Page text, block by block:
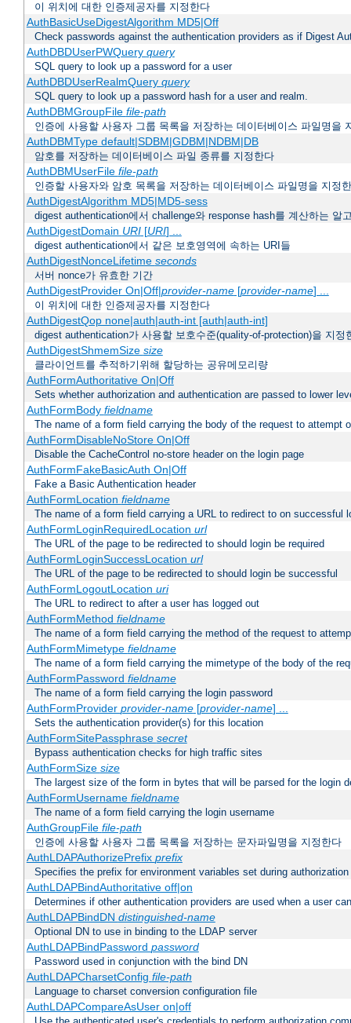
이 위치에 대한 인증제공자를 지정한다
AuthBasicUseDigestAlgorithm MD5|Off
Check passwords against the authentication providers as if Digest
AuthDBDUserPWQuery query
SQL query to look up a password for a user
AuthDBDUserRealmQuery query
SQL query to look up a password hash for a user and realm.
AuthDBMGroupFile file-path
인증에 사용할 사용자 그룹 목록을 저장하는 데이터베이스 파일명을
AuthDBMType default|SDBM|GDBM|NDBM|DB
암호를 저장하는 데이터베이스 파일 종류를 지정한다
AuthDBMUserFile file-path
인증할 사용자와 암호 목록을 저장하는 데이터베이스 파일명을 지정
AuthDigestAlgorithm MD5|MD5-sess
digest authentication에서 challenge와 response hash를 계산하는 알
AuthDigestDomain URI[URI] ...
digest authentication에서 같은 보호영역에 속하는 URI들
AuthDigestNonceLifetime seconds
서버 nonce가 유효한 기간
AuthDigestProvider On|Off|provider-name[provider-name] ...
이 위치에 대한 인증제공자를 지정한다
AuthDigestQop none|auth|auth-int [auth|auth-int]
digest authentication가 사용할 보호수준(quality-of-protection)을 지정
AuthDigestShmemSize size
클라이언트를 추적하기위해 할당하는 공유메모리량
AuthFormAuthoritative On|Off
Sets whether authorization and authentication are passed to lower
AuthFormBody fieldname
The name of a form field carrying the body of the request to attempt
AuthFormDisableNoStore On|Off
Disable the CacheControl no-store header on the login page
AuthFormFakeBasicAuth On|Off
Fake a Basic Authentication header
AuthFormLocation fieldname
The name of a form field carrying a URL to redirect to on successful
AuthFormLoginRequiredLocation url
The URL of the page to be redirected to should login be required
AuthFormLoginSuccessLocation url
The URL of the page to be redirected to should login be successful
AuthFormLogoutLocation uri
The URL to redirect to after a user has logged out
AuthFormMethod fieldname
The name of a form field carrying the method of the request to
AuthFormMimetype fieldname
The name of a form field carrying the mimetype of the body of the
AuthFormPassword fieldname
The name of a form field carrying the login password
AuthFormProvider provider-name[provider-name] ...
Sets the authentication provider(s) for this location
AuthFormSitePassphrase secret
Bypass authentication checks for high traffic sites
AuthFormSize size
The largest size of the form in bytes that will be parsed for the login
AuthFormUsername fieldname
The name of a form field carrying the login username
AuthGroupFile file-path
인증에 사용할 사용자 그룹 목록을 저장하는 문자파일명을 지정한다
AuthLDAPAuthorizePrefix prefix
Specifies the prefix for environment variables set during authorization
AuthLDAPBindAuthoritative off|on
Determines if other authentication providers are used when a user
AuthLDAPBindDN distinguished-name
Optional DN to use in binding to the LDAP server
AuthLDAPBindPassword password
Password used in conjunction with the bind DN
AuthLDAPCharsetConfig file-path
Language to charset conversion configuration file
AuthLDAPCompareAsUser on|off